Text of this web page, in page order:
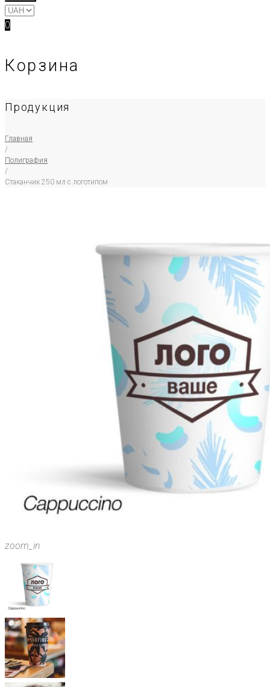
0
Корзина
Продукция
Главная
/
Полиграфия
/
Стаканчик 250 мл с логотипом
zoom_in